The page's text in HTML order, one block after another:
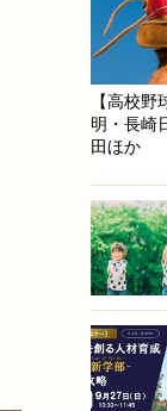
【高校
明・長崎
田ほか